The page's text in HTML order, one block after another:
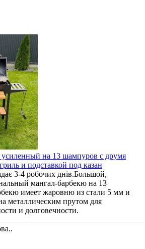
на 13 шампуров с друмя
и подставкой под казан
3-4 робочих днів.Большой,
мангал-барбекю на 13
имеет жаровню из стали 5 мм и
металлическим прутом для
и долговечности.